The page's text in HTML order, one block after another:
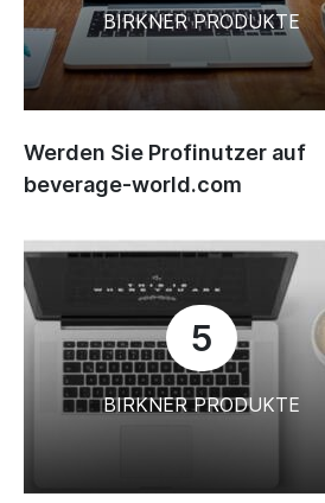
BIRKNER PRODUKTE
Werden Sie Profinutzer auf
beverage-world.com
5
BIRKNER PRODUKTE